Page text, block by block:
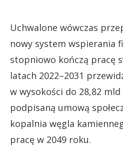
Uchwalone wówczas
nowy system wspierania
stopniowo kończą pracę
latach 2022–2031
w wysokości do 28,82 mld
podpisaną umową
kopalnia węgla
pracę w 2049 roku.